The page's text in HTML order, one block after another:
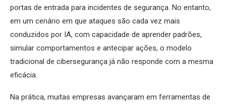
portas de entrada para incidentes de segurança. No entanto,
em um cenário em que ataques são cada vez mais
conduzidos por IA, com capacidade de aprender padrões,
simular comportamentos e antecipar ações, o modelo
tradicional de cibersegurança já não responde com a mesma
eficácia.
Na prática, muitas empresas avançaram em ferramentas de